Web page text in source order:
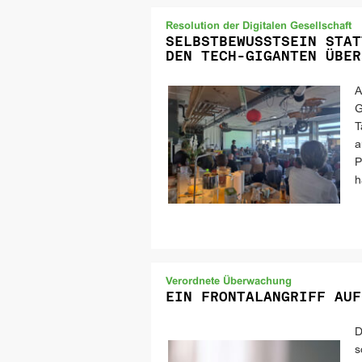
Resolution der Digitalen Gesellschaft
SELBSTBEWUSSTSEIN
DEN TECH-GIGANTEN
Verordnete Überwachung
EIN FRONTALANGRIFF